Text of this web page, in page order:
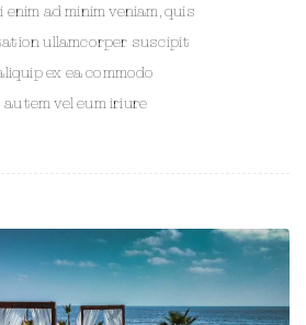
ad minim veniam, quis
ullamcorper suscipit
ex ea commodo
vel eum iriure